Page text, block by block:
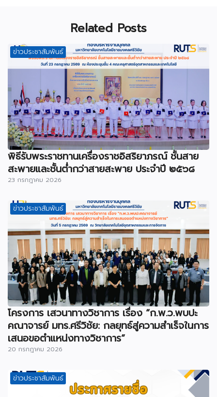
Related Posts
ข่าวประชาสัมพันธ์
พิธีรับพระราชทานเครื่องราชอิสริยาภรณ์ ชั้นสาย
สะพายและชั้นต่ำกว่าสายสะพาย ประจำปี ๒๕๖๘
23 กรกฎาคม 2026
ข่าวประชาสัมพันธ์
โครงการ เสวนาทางวิชาการ เรื่อง “ก.พ.ว.พบปะ
คณาจารย์ มทร.ศรีวิชัย: กลยุทธ์สู่ความสำเร็จในการ
เสนอขอตำแหน่งทางวิชาการ”
20 กรกฎาคม 2026
ข่าวประชาสัมพันธ์